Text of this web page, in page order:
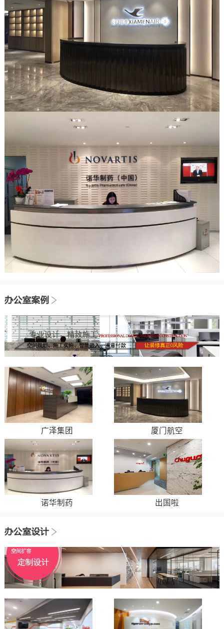
广泽集团 厦门航空
诺华制药 出国啦